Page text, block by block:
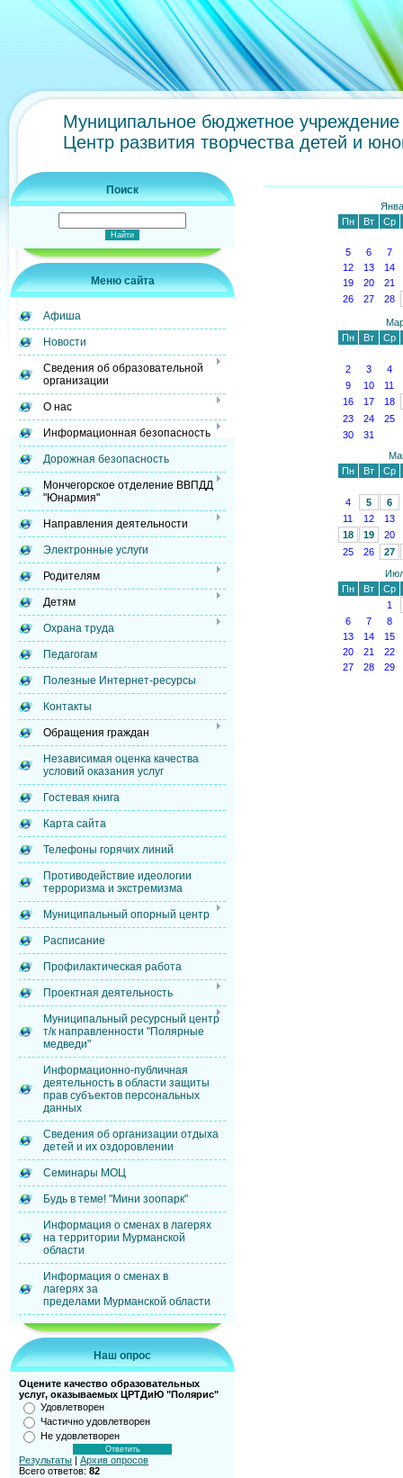
Муниципальное бюджетное учреждение
Центр развития творчества детей и
Поиск
Меню сайта
Афиша
Новости
Сведения об образовательной
организации
О нас
Информационная безопасность
Дорожная безопасность
Мончегорское отделение ВВПДД
"Юнармия"
Направления деятельности
Электронные услуги
Родителям
Детям
Охрана труда
Педагогам
Полезные Интернет-ресурсы
Контакты
Обращения граждан
Независимая оценка качества
условий оказания услуг
Гостевая книга
Карта сайта
Телефоны горячих линий
Противодействие идеологии
терроризма и экстремизма
Муниципальный опорный центр
Расписание
Профилактическая работа
Проектная деятельность
Муниципальный ресурсный центр
т/к направленности "Полярные
медведи"
Информационно-публичная
деятельность в области защиты
прав субъектов персональных
данных
Сведения об организации отдыха
детей и их оздоровлении
Семинары МОЦ
Будь в теме! "Мини зоопарк"
Информация о сменах в лагерях
на территории Мурманской
области
Информация о сменах в
лагерях за
пределами Мурманской области
Наш опрос
Оцените качество образовательных
услуг, оказываемых ЦРТДиЮ "Полярис"
Удовлетворен
Частично удовлетворен
Не удовлетворен
Результаты | Архив опросов
Всего ответов: 82
Пн
Вт Ср
5 6
7
12
13
14
19
20
21
26
27 28
Пн
Вт Ср
2 3
4
9
10
11
16
17
18
23
24
25
30
31
Пн
Вт Ср
4 5
6
11
12
13
18
19
20
25
26
27
Пн
Вт
Ср
1
6
7
8
13
14
15
20
21
22
27
28 29